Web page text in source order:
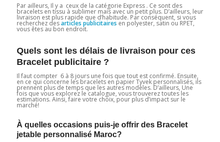
Par ailleurs, Il y a ceux de la catégorie Express . Ce sont des
bracelets en tissu à sublimer mais avec un petit plus. D’ailleurs, leur
livraison est plus rapide que d’habitude. Par conséquent, si vous
recherchez desarticles publicitaires en polyester, satin ou RPET,
vous êtes au bon endroit.
Quels sont les délais de livraison pour ces
Bracelet publicitaire ?
Il faut compter 6 à 8 jours une fois que tout est confirmé. Ensuite,
en ce qui concerne les bracelets en papier Tyvek personnalisés, ils
prennent plus de temps que les autres modèles. D’ailleurs, Une
fois que vous explorez le catalogue, vous trouverez toutes les
estimations. Ainsi, faire votre choix, pour plus d’impact sur le
marché!
À quelles occasions puis-je offrir des Bracelet
jetable personnalisé Maroc?